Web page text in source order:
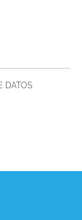
DATOS